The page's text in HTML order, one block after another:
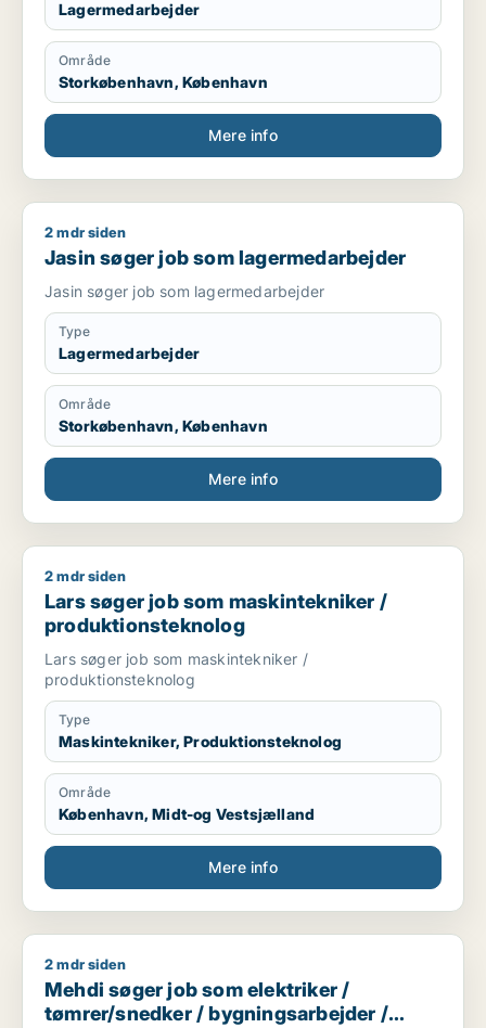
Lagermedarbejder
Område
Storkøbenhavn, København
Mere info
Jasin søger job som lagermedarbejder
2 mdr siden
Jasin søger job som lagermedarbejder
Jasin søger job som lagermedarbejder
Type
Lagermedarbejder
Område
Storkøbenhavn, København
Mere info
Lars søger job som maskintekniker / produktionsteknolog
2 mdr siden
Lars søger job som maskintekniker /
produktionsteknolog
Lars søger job som maskintekniker /
produktionsteknolog
Type
Maskintekniker, Produktionsteknolog
Område
København, Midt-og Vestsjælland
Mere info
Mehdi søger job som elektriker / tømrer/snedker /
2 mdr siden
Mehdi søger job som elektriker /
tømrer/snedker / bygningsarbejder /